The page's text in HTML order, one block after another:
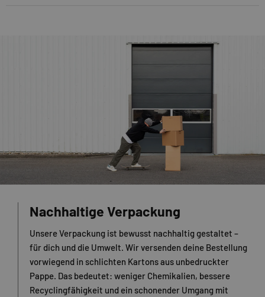
Nachhaltige Verpackung
Unsere Verpackung ist bewusst nachhaltig gestaltet –
für dich und die Umwelt. Wir versenden deine Bestellung
vorwiegend in schlichten Kartons aus unbedruckter
Pappe. Das bedeutet: weniger Chemikalien, bessere
Recyclingfähigkeit und ein schonender Umgang mit